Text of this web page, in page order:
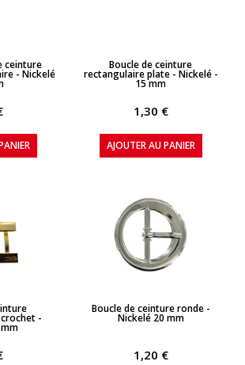
ceinture
- Nickelé
APERÇU RAPIDE
Boucle de ceinture
rectangulaire plate - Nickelé -
15 mm
1,30 €
AJOUTER AU PANIER
-
APERÇU RAPIDE
Boucle de ceinture ronde -
Nickelé 20 mm
1,20 €